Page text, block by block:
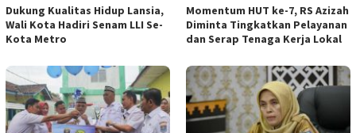
Dukung Kualitas Hidup Lansia,
Wali Kota Hadiri Senam LLI Se-
Kota Metro
Momentum HUT ke-7, RS Azizah
Diminta Tingkatkan Pelayanan
dan Serap Tenaga Kerja Lokal